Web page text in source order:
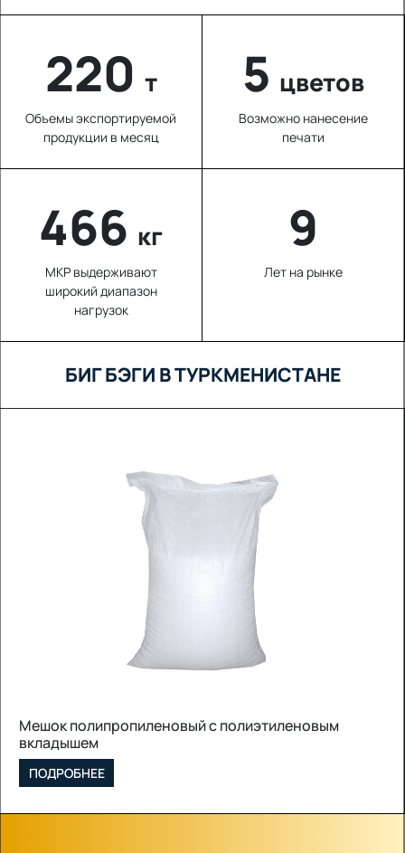
220 т
Объемы экспортируемой
продукции в месяц
5 цветов
Возможно нанесение
печати
632 кг
МКР выдерживают
широкий диапазон
нагрузок
9
Лет на рынке
БИГ БЭГИ В ТУРКМЕНИСТАНЕ
Мешок полипропиленовый с полиэтиленовым
вкладышем
ПОДРОБНЕЕ